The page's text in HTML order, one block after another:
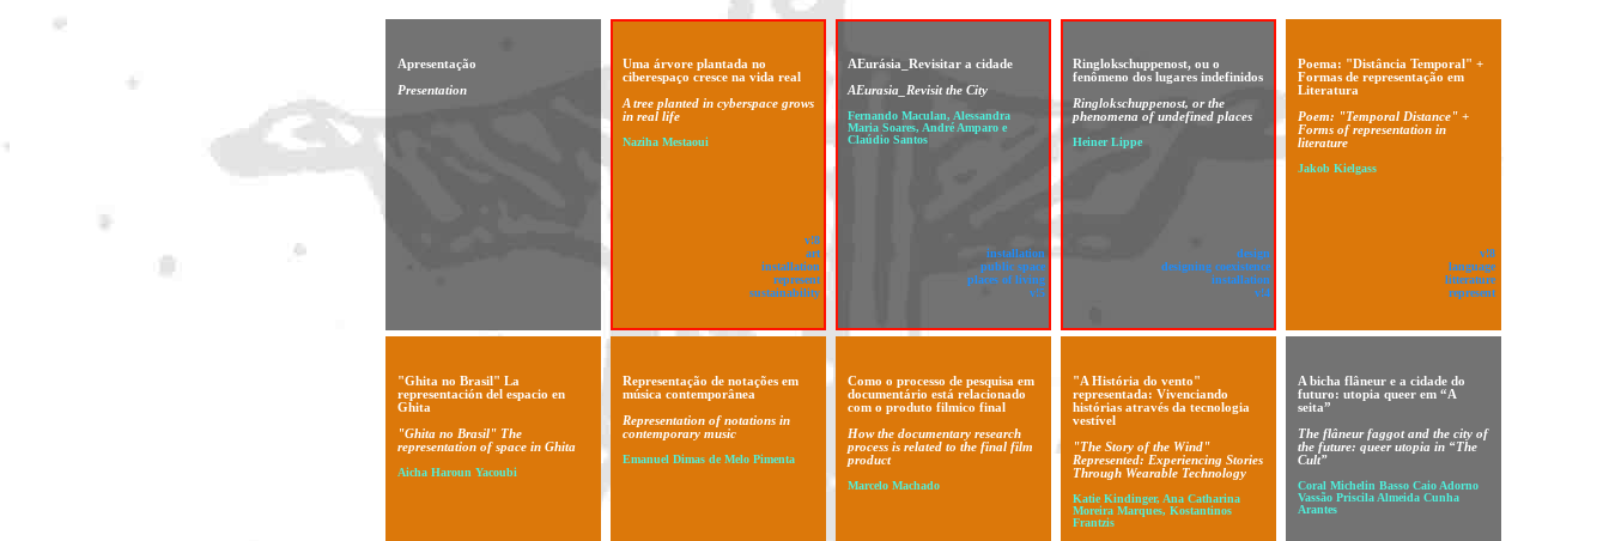
Apresentação
Presentation
Uma árvore plantada no
ciberespaço cresce na vida real
A tree planted in cyberspace grows
in real life
Naziha Mestaoui
v!8
art
installation
represent
sustainability
AEurásia_Revisitar a cidade
AEurasia_Revisit the City
Fernando Maculan, Alessandra
Maria Soares, André Amparo e
Claúdio Santos
installation
public space
places of living
v!5
Ringlokschuppenost, ou o
fenômeno dos lugares indefinidos
Ringlokschuppenost, or the
phenomena of undefined places
Heiner Lippe
design
designing coexistence
installation
v!4
Poema: "Distância Temporal" +
Formas de representação em
Literatura
Poem: "Temporal Distance" +
Forms of representation in
literature
Jakob Kielgass
v!8
language
litterature
represent
"Ghita no Brasil" La
representación del espacio en
Ghita
"Ghita no Brasil" The
representation of space in Ghita
Aicha Haroun Yacoubi
Representação de notações em
música contemporânea
Representation of notations in
contemporary music
Emanuel Dimas de Melo Pimenta
Como o processo de pesquisa em
documentário está relacionado
com o produto filmico final
How the documentary research
process is related to the final film
product
Marcelo Machado
"A História do vento"
representada: Vivenciando
histórias através da tecnologia
vestível
"The Story of the Wind"
Represented: Experiencing Stories
Through Wearable Technology
Katie Kindinger, Ana Catharina
Moreira Marques, Kostantinos
Frantzis
A bicha flâneur e a cidade do
futuro: utopia queer em “A
seita”
The flâneur faggot and the city of
the future: queer utopia in “The
Cult”
Coral Michelin Basso Caio Adorno
Vassão Priscila Almeida Cunha
Arantes